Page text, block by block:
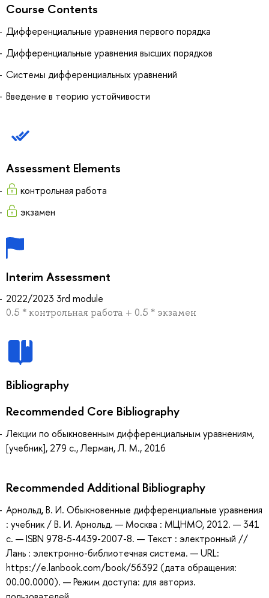
Course Contents
Дифференциальные уравнения первого порядка
Дифференциальные уравнения высших порядков
Системы дифференциальных уравнений
Введение в теорию устойчивости
Assessment Elements
контрольная работа
экзамен
Interim Assessment
2022/2023 3rd module
0.5 * контрольная работа + 0.5 * экзамен
Bibliography
Recommended Core Bibliography
Лекции по обыкновенным дифференциальным уравнениям,
[учебник], 279 с., Лерман, Л. М., 2016
Recommended Additional Bibliography
Арнольд, В. И. Обыкновенные дифференциальные уравнения
: учебник / В. И. Арнольд. — Москва : МЦНМО, 2012. — 341
с. — ISBN 978-5-4439-2007-8. — Текст : электронный //
Лань : электронно-библиотечная система. — URL:
https://e.lanbook.com/book/56392 (дата обращения:
00.00.0000). — Режим доступа: для авториз.